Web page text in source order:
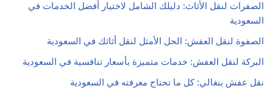
الصفرات لنقل الأثاث: دليلك الشامل لاختيار أفضل الخدمات في
السعودية
الصفوة لنقل العفش: الحل الأمثل لنقل أثاثك في السعودية
البركة لنقل العفش: خدمات متميزة بأسعار تنافسية في السعودية
نقل عفش بنغالي: كل ما تحتاج معرفته في السعودية